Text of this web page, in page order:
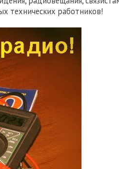
технических работников!